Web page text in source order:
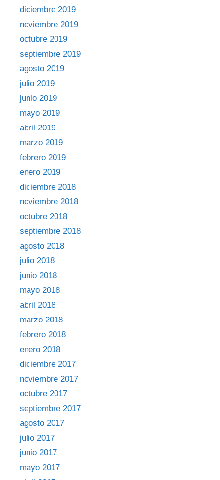
diciembre 2019
noviembre 2019
octubre 2019
septiembre 2019
agosto 2019
julio 2019
junio 2019
mayo 2019
abril 2019
marzo 2019
febrero 2019
enero 2019
diciembre 2018
noviembre 2018
octubre 2018
septiembre 2018
agosto 2018
julio 2018
junio 2018
mayo 2018
abril 2018
marzo 2018
febrero 2018
enero 2018
diciembre 2017
noviembre 2017
octubre 2017
septiembre 2017
agosto 2017
julio 2017
junio 2017
mayo 2017